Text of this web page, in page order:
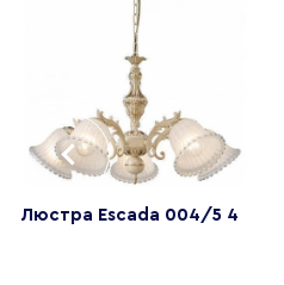
Люстра Escada 004/5 4